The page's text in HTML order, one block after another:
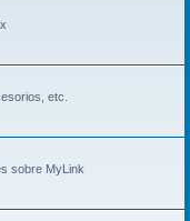
etc.
sobre MyLink